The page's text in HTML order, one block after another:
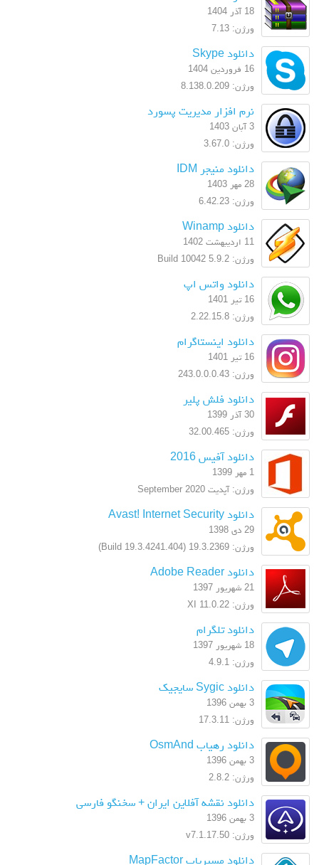
18 آذر 1404
ورژن: 7.13
دانلود Skype
16 فروردین 1404
ورژن: 8.138.0.209
نرم افزار مدیریت پسورد
3 آبان 1403
ورژن: 3.67.0
دانلود منیجر IDM
28 مهر 1403
ورژن: 6.42.23
دانلود Winamp
11 اردیبهشت 1402
ورژن: 5.9.2 Build 10042
دانلود واتس اپ
16 تیر 1401
ورژن: 2.22.15.8
دانلود اینستاگرام
16 تیر 1401
ورژن: 243.0.0.0.43
دانلود فلش پلیر
30 آذر 1399
ورژن: 32.00.465
دانلود آفیس 2016
1 مهر 1399
ورژن: آپدیت September 2020
دانلود Avast! Internet Security
29 دی 1398
ورژن: 19.3.2369 (Build 19.3.4241.404)
دانلود Adobe Reader
21 شهریور 1397
ورژن: XI 11.0.22
دانلود تلگرام
18 شهریور 1397
ورژن: 4.9.1
دانلود Sygic سایجیک
3 بهمن 1396
ورژن: 17.3.11
دانلود رهیاب OsmAnd
3 بهمن 1396
ورژن: 2.8.2
دانلود نقشه آفلاین ایران + سخنگو فارسی
3 بهمن 1396
ورژن: v7.1.17.50
دانلود مسیریاب MapFactor